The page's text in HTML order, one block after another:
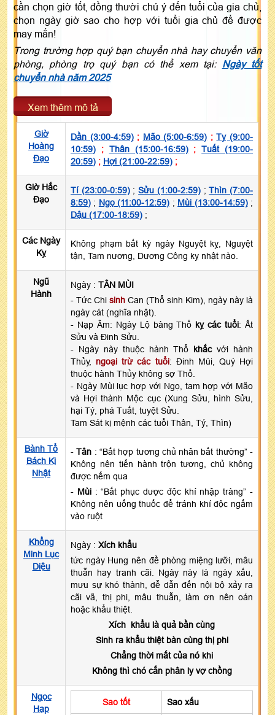
cần chọn giờ tốt, đồng thười chú ý đến tuổi của gia chủ,
chọn ngày giờ sao cho hợp với tuổi gia chủ để được
may mắn!
Trong trường hợp quý bạn chuyển nhà hay chuyển văn
phòng, phòng trọ quý bạn có thể xem tại: Ngày tốt
chuyển nhà năm 2025
Xem thêm mô tả
Giờ
Hoàng
Đạo
Dần (3:00-4:59); Mão (5:00-6:59) ;Tỵ (9:00-
10:59) ; Thân (15:00-16:59);Tuất (19:00-
20:59) ; Hợi (21:00-22:59) ;
Giờ Hắc
Đạo
Tí (23:00-0:59);Sửu (1:00-2:59);Thìn (7:00-
8:59) ; Ngọ (11:00-12:59) ; Mùi (13:00-14:59);
Dậu (17:00-18:59) ;
Các Ngày
Kỵ
Không phạm bất kỳ ngày Nguyệt kỵ, Nguyệt
tận, Tam nương, Dương Công kỵ nhật nào.
Ngũ
Hành
Ngày : TÂN MÙI
- Tức Chi sinh Can (Thổ sinh Kim), ngày này là
ngày cát (nghĩa nhật).
- Nạp Âm: Ngày Lộ bàng Thổ kỵ các tuổi: Ất
Sửu và Đinh Sửu.
- Ngày này thuộc hành Thổ khắcvới hành
Thủy, ngoại trừ các tuổi: Đinh Mùi, Quý Hợi
thuộc hành Thủy không sợ Thổ.
- Ngày Mùi lục hợp với Ngọ, tam hợp với Mão
và Hợi thành Mộc cục (Xung Sửu, hình Sửu,
hại Tý, phá Tuất, tuyệt Sửu.
Tam Sát kị mệnh các tuổi Thân, Tý, Thìn)
Bành Tổ
Bách Kị
Nhật
-Tân : “Bất hợp tương chủ nhân bất thường” -
Không nên tiến hành trộn tương, chủ không
được nếm qua
- Mùi: “Bất phục dược độc khí nhập tràng” -
Không nên uống thuốc để tránh khí độc ngấm
vào ruột
Khổng
Minh Lục
Diệu
Ngày : Xích khẩu
tức ngày Hung nên đề phòng miệng lưỡi, mâu
thuẫn hay tranh cãi. Ngày này là ngày xấu,
mưu sự khó thành, dễ dẫn đến nội bộ xảy ra
cãi vã, thị phi, mâu thuẫn, làm ơn nên oán
hoặc khẩu thiệt.
Xích khẩu là quả bần cùng
Sinh ra khẩu thiệt bàn cùng thị phi
Chẳng thời mất của nó khi
Không thì chó cắn phân ly vợ chồng
Ngọc
Hạp
Sao tốt Sao xấu